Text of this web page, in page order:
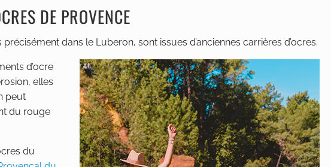
DE PROVENCE
dans le Luberon, sont issues d’anciennes carrières d’ocres.
d’ocre
elles
peut
du rouge
du